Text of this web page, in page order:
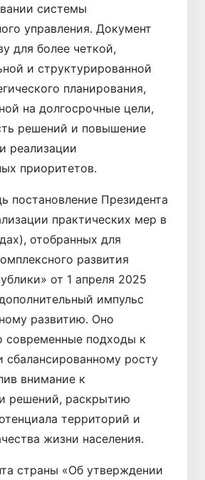
системы
управления. Документ
для более четкой,
и структурированной
планирования,
на долгосрочные цели,
решений и повышение
реализации
приоритетов.
постановление Президента
практических мер в
отобранных для
развития
от 1 апреля 2025
импульс
развитию. Оно
современные подходы к
сбалансированному росту
внимание к
решений, раскрытию
территорий и
жизни населения.
страны «Об утверждении